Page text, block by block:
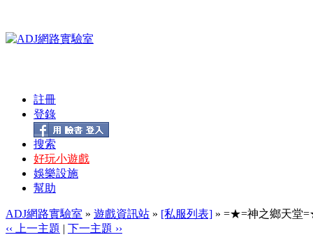
註冊
登錄
搜索
好玩小遊戲
娛樂設施
幫助
ADJ網路實驗室 » 遊戲資訊站 » [私服列表] » =★=神之鄉天堂
‹‹ 上一主題 | 下一主題 ››